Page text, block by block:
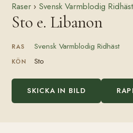
Raser › Svensk Varmblodig Ridhäst
Sto e. Libanon
RAS Svensk Varmblodig Ridhäst
KÖN Sto
SKICKA IN BILD